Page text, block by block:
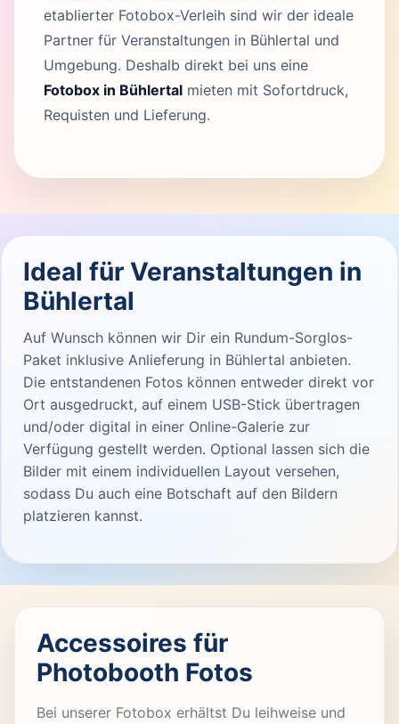
etablierter Fotobox-Verleih sind wir der ideale
Partner für Veranstaltungen in Bühlertal und
Umgebung. Deshalb direkt bei uns eine
Fotobox in Bühlertal mieten mit Sofortdruck,
Requisten und Lieferung.
Ideal für Veranstaltungen in
Bühlertal
Auf Wunsch können wir Dir ein Rundum-Sorglos-
Paket inklusive Anlieferung in Bühlertal anbieten.
Die entstandenen Fotos können entweder direkt vor
Ort ausgedruckt, auf einem USB-Stick übertragen
und/oder digital in einer Online-Galerie zur
Verfügung gestellt werden. Optional lassen sich die
Bilder mit einem individuellen Layout versehen,
sodass Du auch eine Botschaft auf den Bildern
platzieren kannst.
Accessoires für
Photobooth Fotos
Bei unserer Fotobox erhältst Du leihweise und